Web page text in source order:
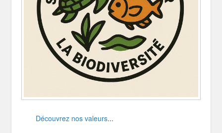
Découvrez nos valeurs...